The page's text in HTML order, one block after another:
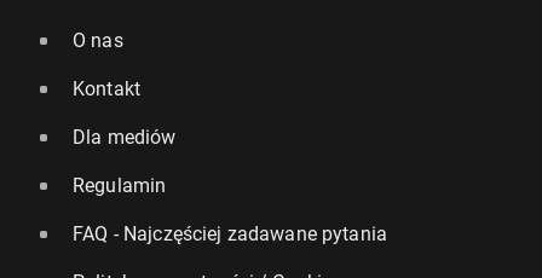
O nas
Kontakt
Dla mediów
Regulamin
FAQ - Najczęściej zadawane pytania